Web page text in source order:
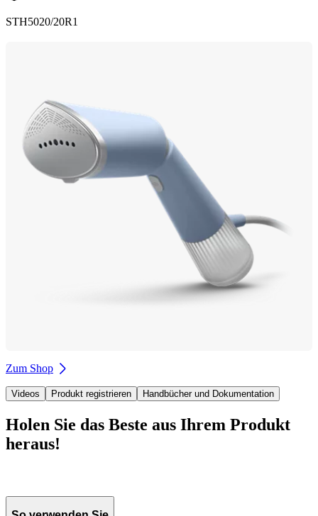
STH5020/20R1
Zum Shop
Videos Produkt registrieren Handbücher und Dokumentation
Holen Sie das Beste aus Ihrem Produkt
heraus!